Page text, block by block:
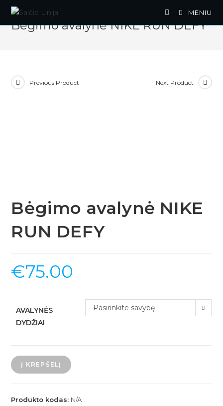
Skip
content
MENIU
Bėgimo avalynė NIKE RUN DEFY
Previous Product Next Product
Bėgimo avalynė NIKE
RUN DEFY
€75.00
AVALYNĖS
DYDŽIAI
Pasirinkite savybę
produkto
kiekis:
avalynė
Į KREPŠELĮ
Produkto kodas: N/A